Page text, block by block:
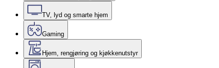
TV, lyd og smarte hjem
Gaming
Hjem, rengjøring og kjøkkenutstyr